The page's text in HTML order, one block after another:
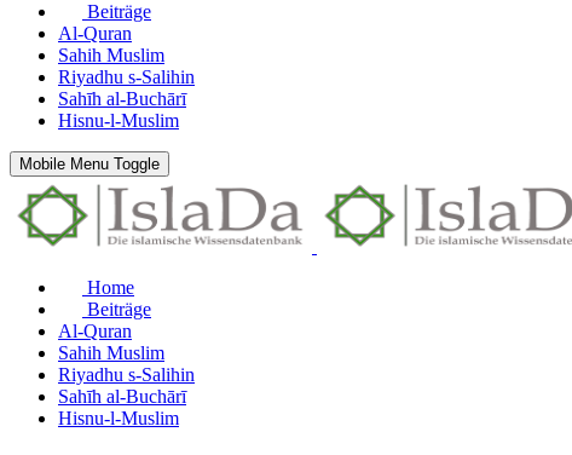
Beiträge
Al-Quran
Sahih Muslim
Riyadhu s-Salihin
Sahīh al-Buchārī
Hisnu-l-Muslim
Mobile Menu Toggle
Home
Beiträge
Al-Quran
Sahih Muslim
Riyadhu s-Salihin
Sahīh al-Buchārī
Hisnu-l-Muslim